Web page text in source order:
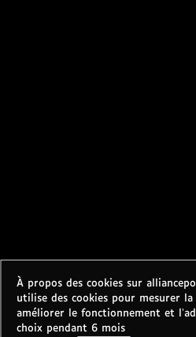
À propos des cookies sur
utilise des cookies pour mesurer
améliorer le fonctionnement et
choix pendant 6 mois